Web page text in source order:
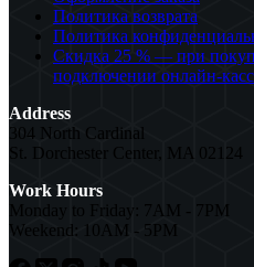
Политика возврата
Политика
Скидка 25 % — при
подключении онлайн-
Address
304 North Cardinal
St. Dorchester Center, MA 02124
Work Hours
Monday to Friday: 7AM - 7PM
Weekend: 10AM - 5PM